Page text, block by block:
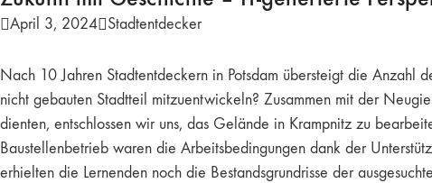
April 3, 2024 Stadtentdecker
Nach 10 Jahren Stadtentdeckern in Potsdam übersteigt die
nicht gebauten Stadtteil mitzuentwickeln? Zusammen mit der
dienten, entschlossen wir uns, das Gelände in Krampnitz zu
Baustellenbetrieb waren die Arbeitsbedingungen dank der
erhielten die Lernenden noch die Bestandsgrundrisse der